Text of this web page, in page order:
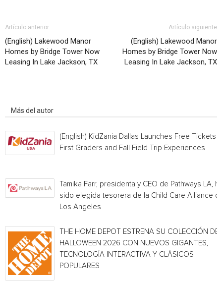
Artículo anterior
(English) Lakewood Manor
Homes by Bridge Tower Now
Leasing In Lake Jackson, TX
Artículo siguiente
(English) Lakewood Manor
Homes by Bridge Tower Now
Leasing In Lake Jackson, TX
Más del autor
(English) KidZania Dallas Launches Free Tickets
First Graders and Fall Field Trip Experiences
Tamika Farr, presidenta y CEO de Pathways LA,
sido elegida tesorera de la Child Care Alliance of
Los Angeles
THE HOME DEPOT ESTRENA SU COLECCIÓN DE
HALLOWEEN 2026 CON NUEVOS GIGANTES,
TECNOLOGÍA INTERACTIVA Y CLÁSICOS
POPULARES